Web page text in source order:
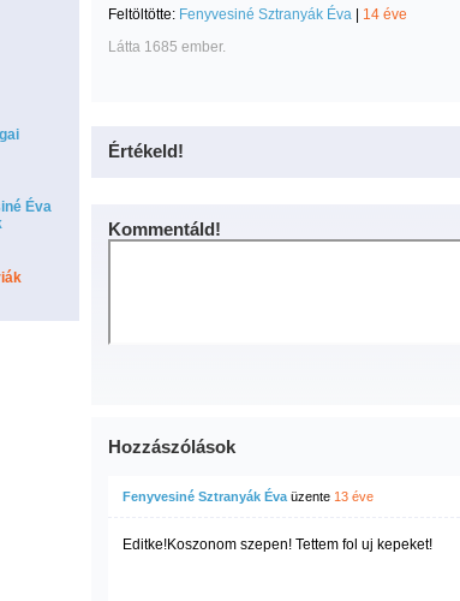
Éva
Feltöltötte: Fenyvesiné Sztranyák Éva
14 éve
Látta 1685 ember.
Értékeld!
Kommentáld!
Hozzászólások
Fenyvesiné Sztranyák Éva üzente 13 éve
Editke!Koszonom szepen! Tettem fol uj kepeket!